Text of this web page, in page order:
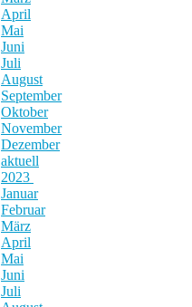
April
Mai
Juni
Juli
August
September
Oktober
November
Dezember
aktuell
2023
Januar
Februar
März
April
Mai
Juni
Juli